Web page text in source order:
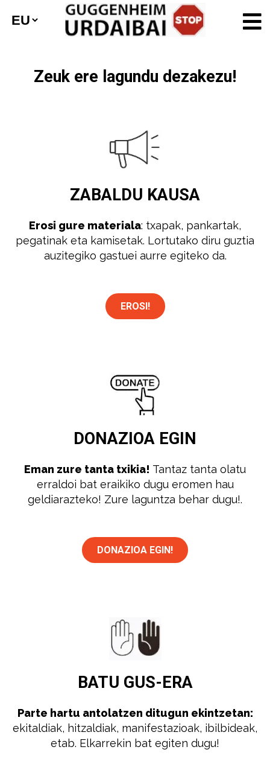
Zeuk ere lagundu dezakezu!
ZABALDU KAUSA
Erosi gure materiala: txapak, pankartak,
pegatinak eta kamisetak. Lortutako diru guztia
auzitegiko gastuei aurre egiteko da.
EROSI!
DONAZIOA EGIN
Eman zure tanta txikia! Tantaz tanta olatu
erraldoi bat eraikiko dugu eromen hau
geldiarazteko! Zure laguntza behar dugu!.
DONAZIOA EGIN!
BATU GUS-ERA
Parte hartu antolatzen ditugun ekintzetan:
ekitaldiak, hitzaldiak, manifestazioak, ibilbideak,
etab. Elkarrekin bat egiten dugu!